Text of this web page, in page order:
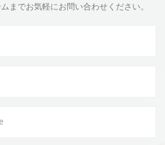
までお気軽にお問い合わせください。